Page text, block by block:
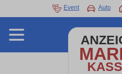
Event Auto